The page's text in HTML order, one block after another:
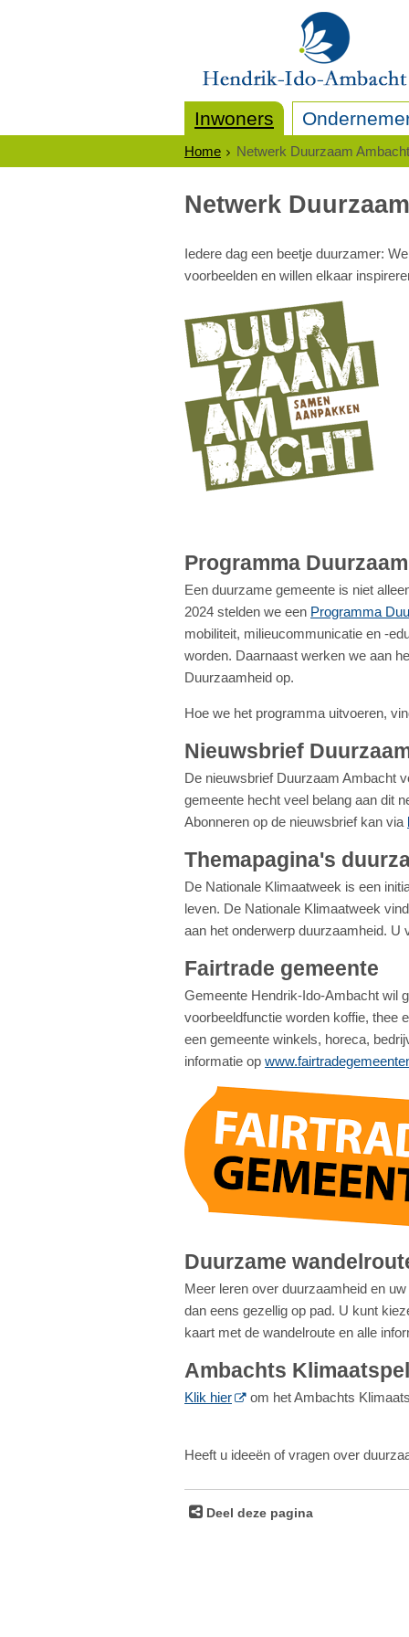
Inwoners
Home Netwerk Duurzaam Ambacht
Netwerk
Iedere dag een beetje duurzamer:
voorbeelden en willen elkaar
Programma
Een duurzame gemeente is niet
2024 stelden we een Programma
mobiliteit, milieucommunicatie en -
worden. Daarnaast werken we aan
Duurzaamheid op.
Hoe we het programma uitvoeren,
Nieuwsbrief
De nieuwsbrief Duurzaam Ambacht
gemeente hecht veel belang aan dit
Abonneren op de nieuwsbrief kan via
Themapagina's
De Nationale Klimaatweek is een
leven. De Nationale Klimaatweek
aan het onderwerp duurzaamheid. U
Fairtrade gemeente
Gemeente Hendrik-Ido-Ambacht wil
voorbeeldfunctie worden koffie, thee
een gemeente winkels, horeca,
informatie op
Duurzame
Meer leren over duurzaamheid en
dan eens gezellig op pad. U kunt
kaart met de wandelroute en alle
Ambachts Klimaatspel
Klik hier om het Ambachts
Heeft u ideeën of vragen over
Deel deze pagina